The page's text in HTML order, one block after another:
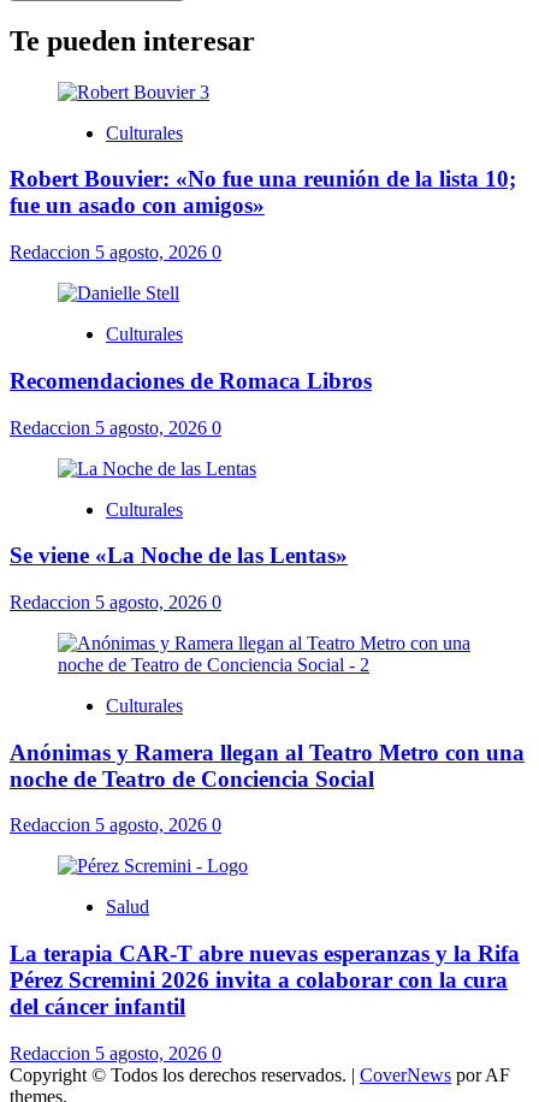
Te pueden interesar
Culturales
Robert Bouvier: «No fue una reunión de la lista 10;
fue un asado con amigos»
Redaccion 5 agosto, 2026 0
Culturales
Recomendaciones de Romaca Libros
Redaccion 5 agosto, 2026 0
Culturales
Se viene «La Noche de las Lentas»
Redaccion 5 agosto, 2026 0
Culturales
Anónimas y Ramera llegan al Teatro Metro con una
noche de Teatro de Conciencia Social
Redaccion 5 agosto, 2026 0
Salud
La terapia CAR-T abre nuevas esperanzas y la Rifa
Pérez Scremini 2026 invita a colaborar con la cura
del cáncer infantil
Redaccion 5 agosto, 2026 0
Copyright © Todos los derechos reservados. | CoverNews por AF
themes.